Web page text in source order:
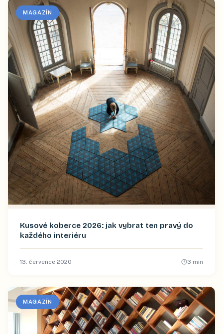
MAGAZÍN
Kusové koberce 2026: jak vybrat ten pravý do
každého interiéru
13. července 2020 3 min
MAGAZÍN